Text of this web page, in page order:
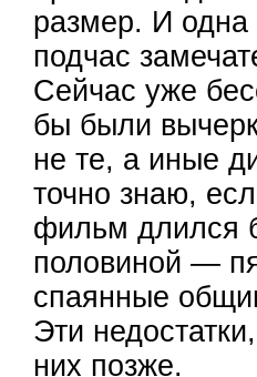
размер. И одна
подчас
Сейчас уже
бы были
не те, а иные
точно знаю,
фильм длился
половиной —
спаянные
Эти
них позже.